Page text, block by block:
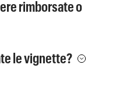
rimborsate o
le vignette?